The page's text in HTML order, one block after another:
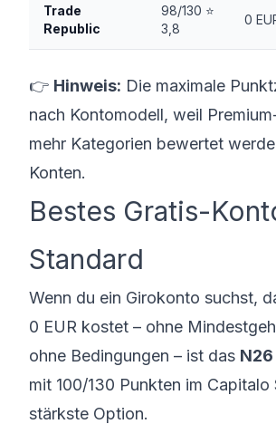
Trade
Republic
98/130 ⭐
3,8
0
👉 Hinweis: Die maximale
nach Kontomodell, weil
mehr Kategorien bewertet
Konten.
Bestes Gratis-
Standard
Wenn du ein Girokonto suchst,
0 EUR kostet – ohne
ohne Bedingungen – ist das
mit 100/130 Punkten im Capitalo
stärkste Option.